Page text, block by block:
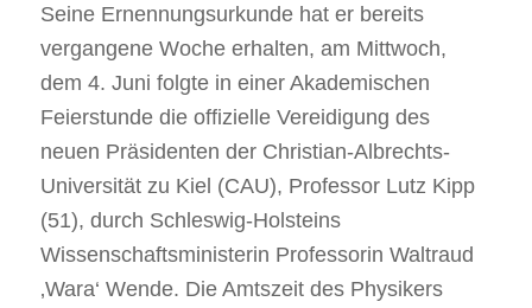
Seine Ernennungsurkunde hat er bereits
vergangene Woche erhalten, am Mittwoch,
dem 4. Juni folgte in einer Akademischen
Feierstunde die offizielle Vereidigung des
neuen Präsidenten der Christian-Albrechts-
Universität zu Kiel (CAU), Professor Lutz Kipp
(51), durch Schleswig-Holsteins
Wissenschaftsministerin Professorin Waltraud
‚Wara‘ Wende. Die Amtszeit des Physikers